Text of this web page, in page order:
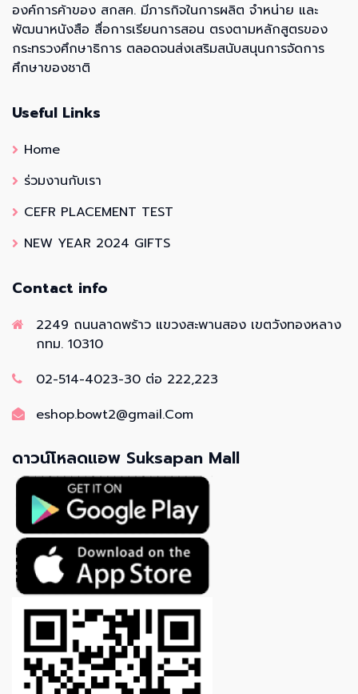
องค์การค้าของ สกสค. มีภารกิจในการผลิต จำหน่าย และ
พัฒนาหนังสือ สื่อการเรียนการสอน ตรงตามหลักสูตรของ
กระทรวงศึกษาธิการ ตลอดจนส่งเสริมสนับสนุนการจัดการ
ศึกษาของชาติ
Useful Links
Home
ร่วมงานกับเรา
CEFR PLACEMENT TEST
NEW YEAR 2024 GIFTS
Contact info
2249 ถนนลาดพร้าว แขวงสะพานสอง เขตวังทองหลาง
กทม. 10310
02-514-4023-30 ต่อ 222,223
eshop.bowt2@gmail.Com
ดาวน์โหลดแอพ Suksapan Mall